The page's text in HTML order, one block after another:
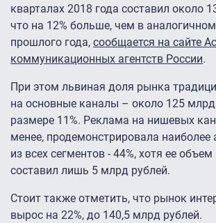
кварталах 2018 года составил около
что на 12% больше, чем в
прошлого года, сообщается на сайте
коммуникационных агентств России.
При этом львиная доля рынка
на основные каналы – около 125 млрд
размере 11%. Реклама на нишевых
менее, продемонстрировала наиболее
из всех сегментов - 44%, хотя ее объем
составил лишь 5 млрд рублей.
Стоит также отметить, что рынок
вырос на 22%, до 140,5 млрд рублей.